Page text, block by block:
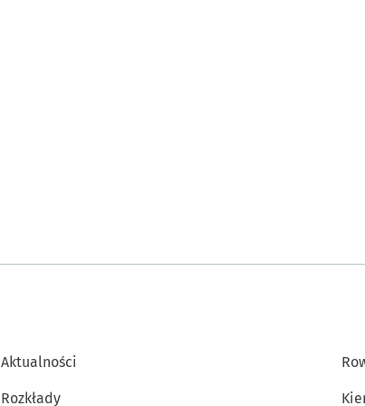
Aktualności
Rozkłady